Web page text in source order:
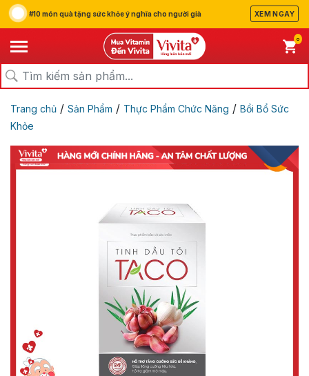
#10 món quà tặng sức khỏe ý nghĩa cho người già XEM NGAY
0
Trang chủ / Sản Phẩm / Thực Phẩm Chức Năng / Bồi Bổ Sức
Khỏe